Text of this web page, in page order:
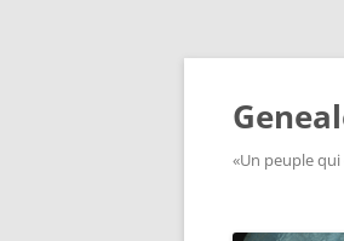
Aller
«Un peuple